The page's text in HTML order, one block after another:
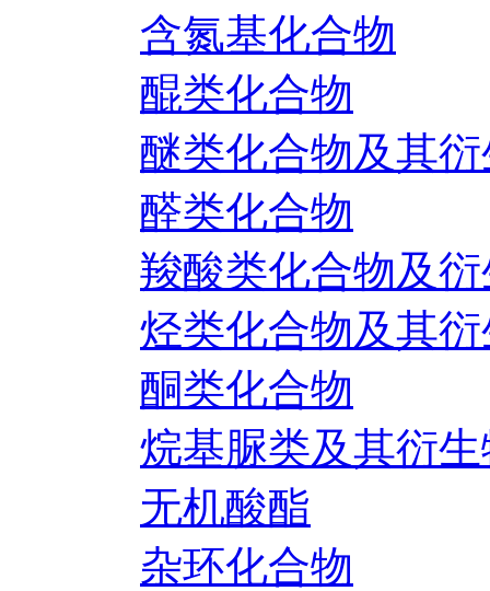
含氮基化合物
醌类化合物
醚类化合物及其
醛类化合物
羧酸类化合物及
烃类化合物及其
酮类化合物
烷基脲类及其衍
无机酸酯
杂环化合物